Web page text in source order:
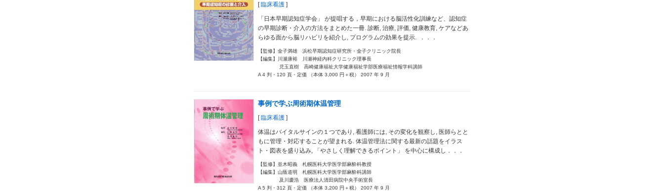
[臨床看護 ]
「日本早期認知症学会」 が提唱する，早期における脳活性化訓練など、認知症
の早期診断・介入の方法をまとめた一冊. 診断, 治療, 評価, 健康教育, ケアなどあ
らゆる面から脳リハビリを紹介し, プログラムの効果を提示. ．．．
【監修】金子満雄 浜松早期認知症研究所・金子クリニック院長
【編集】川瀬康裕 川瀬神経内科クリニック理事長
児玉直樹 高崎健康福祉大学健康福祉学部医療福祉情報学科講師
A 4 判・120 頁・定価 （本体 3,000 円＋税） 2007 年 9 月
事例で学ぶ周術期体温管理
[臨床看護 ]
体温はバイタルサインの１つであり, 看護師には, その変化を観察し, 医師らとと
もに管理・対応することが望まれる. 体温管理法に関する最新の話題をイラス
ト・図表を盛り込み, 「やさしく理解できるポイント」 を中心に構成し．．．
【監修】並木昭義 札幌医科大学医学部麻酔科教授
【編集】山蔭道明 札幌医科大学医学部麻酔科講師
及川慶浩 医療法人清田病院中央手術室長
A 5 判・312 頁・定価 （本体 3,200 円＋税） 2007 年 9 月